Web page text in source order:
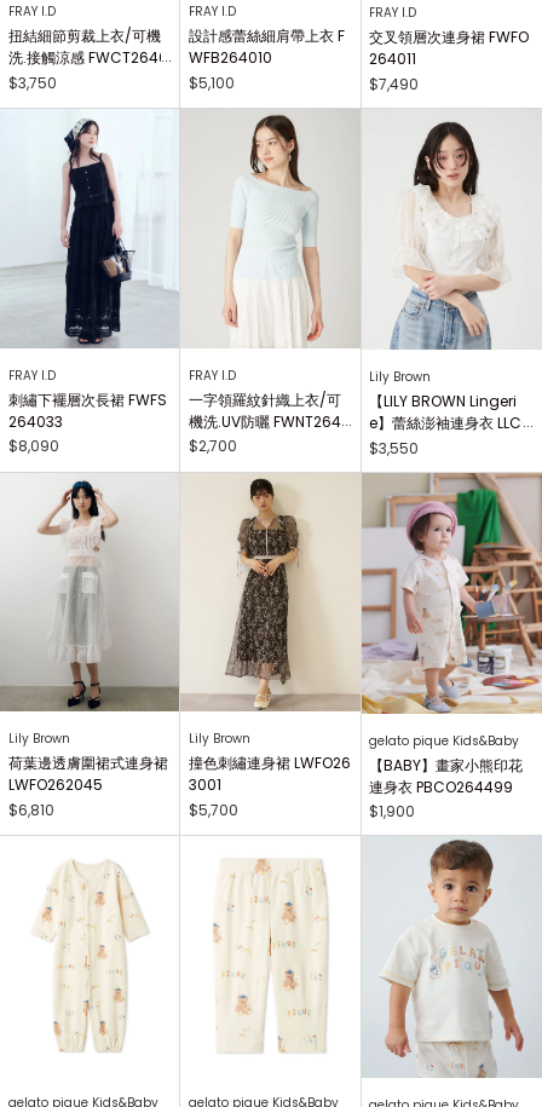
FRAY I.D
扭結細節剪裁上衣/可機
洗.接觸涼感 FWCT2640
25
$3,750
FRAY I.D
設計感蕾絲細肩帶上衣 F
WFB264010
$5,100
FRAY I.D
交叉領層次連身裙 FWFO
264011
$7,490
FRAY I.D
刺繡下襬層次長裙 FWFS
264033
$8,090
FRAY I.D
一字領羅紋針織上衣/可
機洗.UV防曬 FWNT2640
29
$2,700
Lily Brown
【LILY BROWN Lingeri
e】蕾絲澎袖連身衣 LLCO
262503
$3,550
Lily Brown
荷葉邊透膚圍裙式連身裙
LWFO262045
$6,810
Lily Brown
撞色刺繡連身裙 LWFO26
3001
$5,700
gelato pique Kids&Baby
【BABY】畫家小熊印花
連身衣 PBCO264499
$1,900
gelato pique Kids&Baby gelato pique Kids&Baby